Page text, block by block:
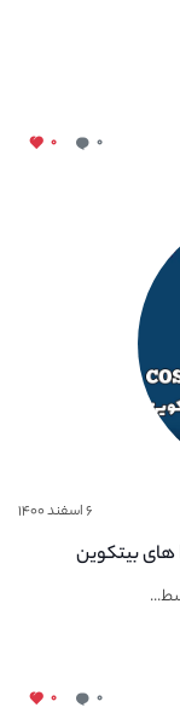
۰ ۰
۶ اسفند ۱۴۰۰
۰ ۰